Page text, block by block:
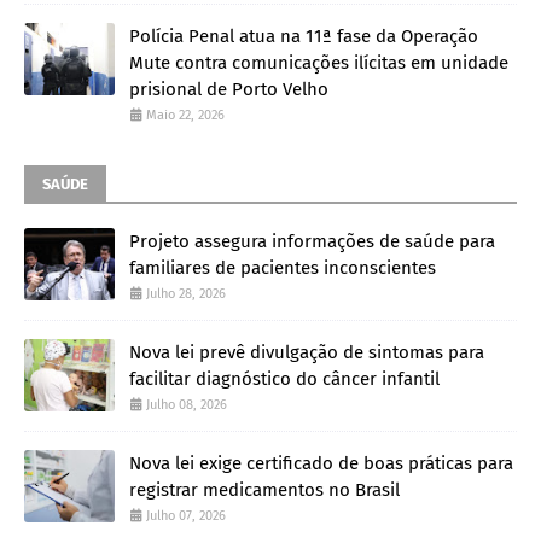
Polícia Penal atua na 11ª fase da Operação
Mute contra comunicações ilícitas em unidade
prisional de Porto Velho
Maio 22, 2026
SAÚDE
Projeto assegura informações de saúde para
familiares de pacientes inconscientes
Julho 28, 2026
Nova lei prevê divulgação de sintomas para
facilitar diagnóstico do câncer infantil
Julho 08, 2026
Nova lei exige certificado de boas práticas para
registrar medicamentos no Brasil
Julho 07, 2026